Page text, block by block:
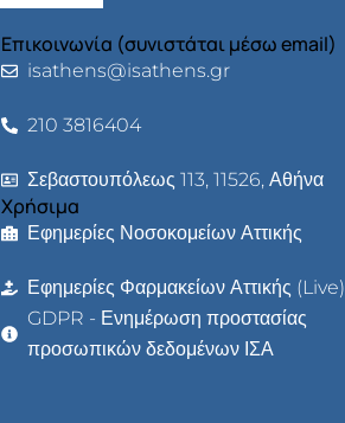
Επικοινωνία (συνιστάται μέσω email)
isathens@isathens.gr
210 3816404
Σεβαστουπόλεως 113, 11526, Αθήνα
Χρήσιμα
Εφημερίες Νοσοκομείων Αττικής
Εφημερίες Φαρμακείων Αττικής (Live)
GDPR - Ενημέρωση προστασίας
προσωπικών δεδομένων ΙΣΑ